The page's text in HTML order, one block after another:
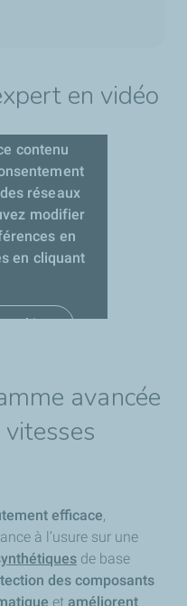
en vidéo
contenu
réseaux
modifier
en
en cliquant
avancée
efficace,
à l’usure sur une
de base
des composants
et améliorent